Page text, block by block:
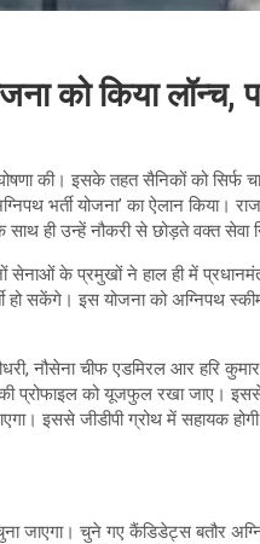
को किया लॉन्च,
की। इसके तहत सैनिकों को सिर्फ
भर्ती योजना’ का ऐलान किया।
ही उन्हें नौकरी से छोड़ते वक्त सेवा
सेनाओं के प्रमुखों ने हाल ही में
सकेंगे। इस योजना को अग्निपथ
नौसेना चीफ एडमिरल आर हरि
की प्रोफाइल को यूजफुल रखा जाए।
इससे जीडीपी ग्रोथ में सहायक
जाएगा। चुने गए कैंडिडेट्स बतौर